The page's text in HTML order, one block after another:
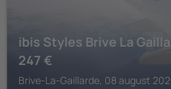
ibis Styles Brive La
247 €
Brive-La-Gaillarde, 08 august